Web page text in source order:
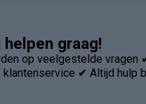
helpen graag!
op veelgestelde vragen
✔ Altijd hulp